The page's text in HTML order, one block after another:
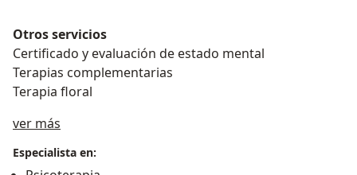
Otros servicios
Certificado y evaluación de estado mental
Terapias complementarias
Terapia floral
ver más
Especialista en: